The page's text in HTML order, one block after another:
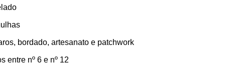
bordado, artesanato e patchwork
entre nº 6 e nº 12